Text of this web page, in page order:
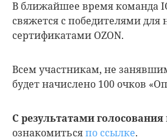
В ближайшее время команда
свяжется с победителями для
сертификатами OZON.
Всем участникам, не
будет начислено 100 очков
С результатами голосования
ознакомитьсяпо ссылке.